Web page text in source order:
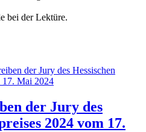
bei der Lektüre.
der Jury des
2024 vom 17.